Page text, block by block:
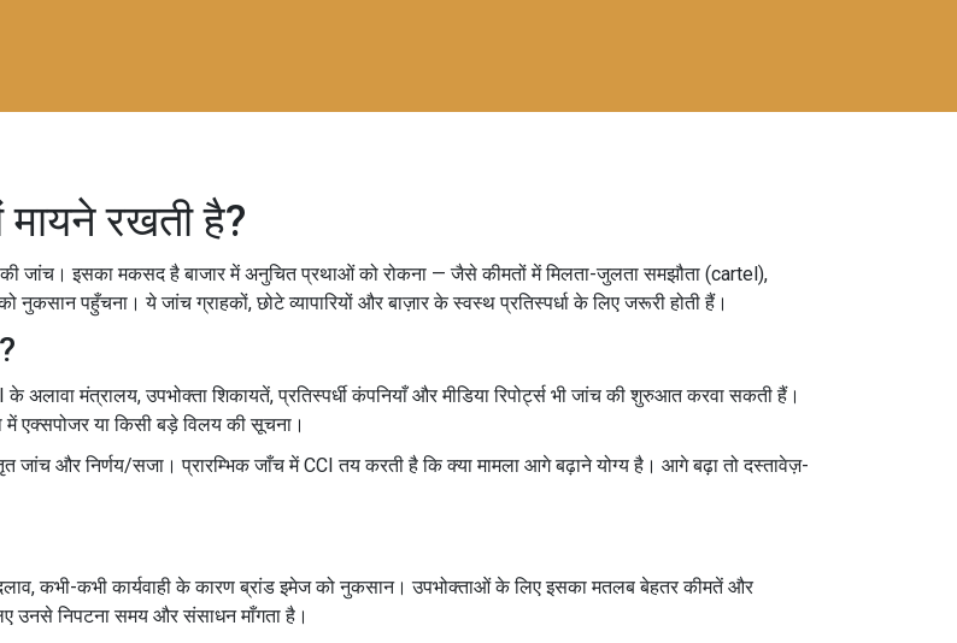
मायने रखती है?
की जांच। इसका मकसद है बाजार में अनुचित प्रथाओं को रोकना — जैसे कीमतों में मिलता-जुलता समझौता (cartel),
पहुँचना। ये जांच ग्राहकों, छोटे व्यापारियों और बाज़ार के स्वस्थ प्रतिस्पर्धा के लिए जरूरी होती हैं।
मंत्रालय, उपभोक्ता शिकायतें, प्रतिस्पर्धी कंपनियाँ और मीडिया रिपोर्ट्स भी जांच की शुरुआत करवा सकती हैं।
में एक्सपोजर या किसी बड़े विलय की सूचना।
जांच और निर्णय/सजा। प्रारम्भिक जाँच में CCI तय करती है कि क्या मामला आगे बढ़ाने योग्य है। आगे बढ़ा तो दस्तावेज़-
कभी-कभी कार्यवाही के कारण ब्रांड इमेज को नुकसान। उपभोक्ताओं के लिए इसका मतलब बेहतर कीमतें और
उनसे निपटना समय और संसाधन माँगता है।